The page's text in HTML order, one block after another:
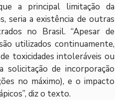
a principal limitação da
seria a existência de outras
no Brasil. “Apesar de
utilizados continuamente,
toxicidades intoleráveis ou
solicitação de incorporação
no máximo), e o impacto
diz o texto.